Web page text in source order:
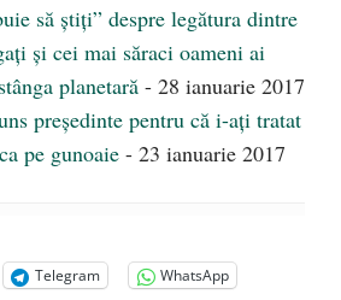
să ştiţi” despre legătura dintre
şi cei mai săraci oameni ai
planetară - 28 ianuarie 2017
preşedinte pentru că i-aţi tratat
pe gunoaie - 23 ianuarie 2017
Telegram
WhatsApp